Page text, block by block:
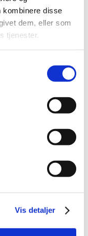
kombinere disse
dem, eller som
tjenester.
Vis detaljer
ombygge eller
medier​